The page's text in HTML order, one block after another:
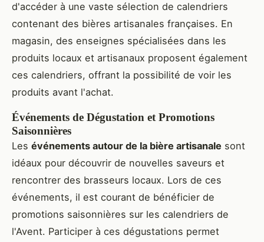
d'accéder à une vaste sélection de calendriers
contenant des bières artisanales françaises. En
magasin, des enseignes spécialisées dans les
produits locaux et artisanaux proposent également
ces calendriers, offrant la possibilité de voir les
produits avant l'achat.
Événements de Dégustation et Promotions
Saisonnières
Les événements autour de la bière artisanale sont
idéaux pour découvrir de nouvelles saveurs et
rencontrer des brasseurs locaux. Lors de ces
événements, il est courant de bénéficier de
promotions saisonnières sur les calendriers de
l'Avent. Participer à ces dégustations permet